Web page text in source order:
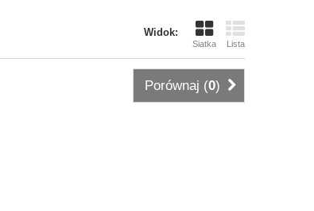
Widok:
Siatka Lista
Porównaj (0)